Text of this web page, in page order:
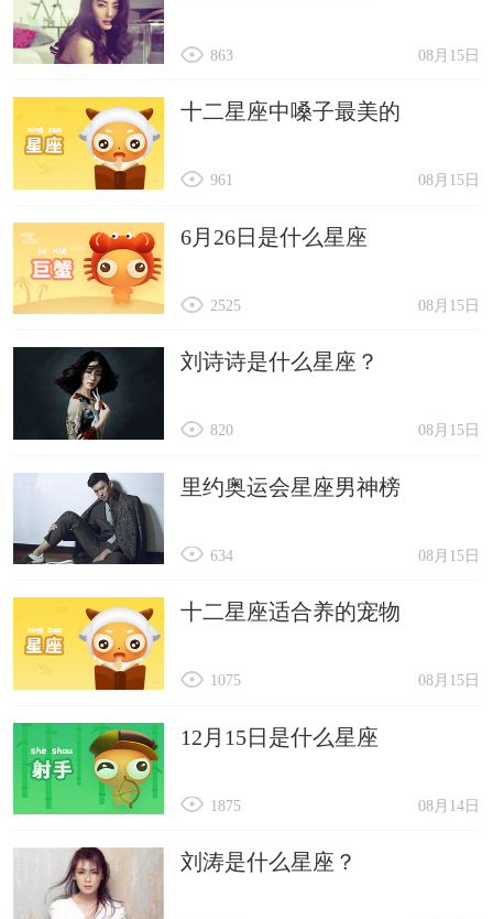
08月15日
863
十二星座中嗓子最美的
08月15日
961
6月26日是什么星座
08月15日
2525
刘诗诗是什么星座？
08月15日
820
里约奥运会星座男神榜
08月15日
634
十二星座适合养的宠物
08月15日
1075
12月15日是什么星座
08月14日
1875
刘涛是什么星座？